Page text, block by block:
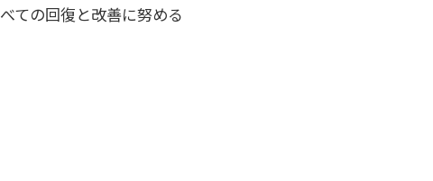
ての回復と改善に努める